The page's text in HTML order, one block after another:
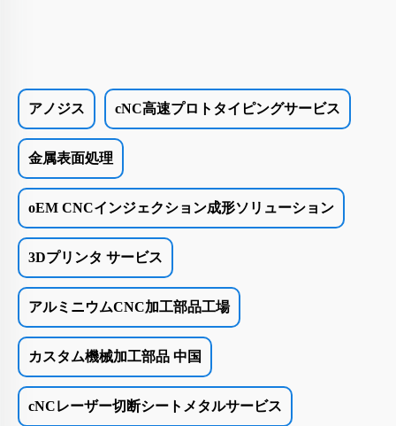
アノジス cNC高速プロトタイピングサービス
金属表面処理
oEM CNCインジェクション成形ソリューション
3Dプリンタ サービス
アルミニウムCNC加工部品工場
カスタム機械加工部品 中国
cNCレーザー切断シートメタルサービス